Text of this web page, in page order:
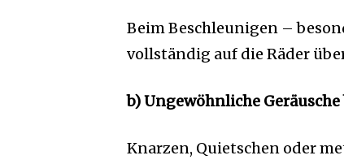
Beim Beschleunigen –
vollständig auf die Räder
b) Ungewöhnliche
Knarzen, Quietschen oder